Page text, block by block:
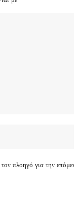
πλοηγό για την